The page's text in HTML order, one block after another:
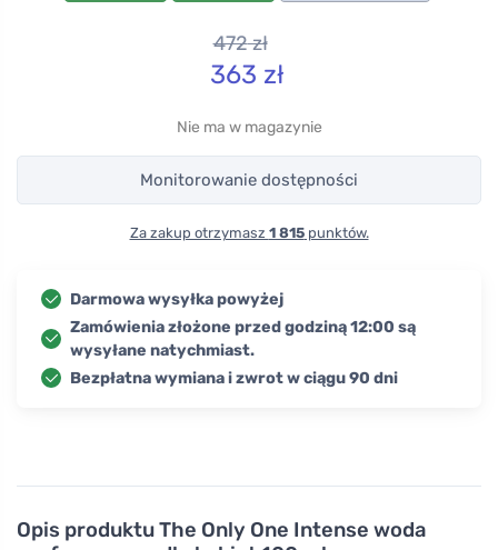
Opis produktuThe Only One Intense woda
472zł
363 zł
Nie ma w magazynie
Monitorowanie dostępności
Za zakup otrzymasz 1 815punktów.
Darmowa wysyłka powyżej
Zamówienia złożone przed godziną 12:00 są
wysyłane natychmiast.
Bezpłatna wymiana i zwrot w ciągu 90 dni